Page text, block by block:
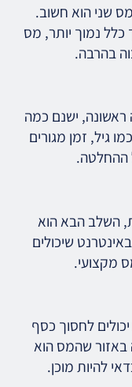
שני הוא חשוב.
נמוך יותר, מס
בהרבה.
ראשונה, ישנם כמה
גיל, זמן מגורים
ההחלטה.
השלב הבא הוא
שיכולים
מקצועי.
לחסוך כסף
שהמס הוא
להיות מוכן.